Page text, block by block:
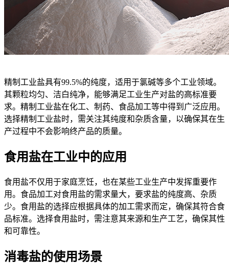
精制工业盐具有99.5%的纯度，适用于氯碱等多个工业领域。
其颗粒均匀、洁白纯净，能够满足工业生产对盐的高标准要
求。精制工业盐在化工、制药、食品加工等中得到广泛应用。
选择精制工业盐时，需关注其纯度和杂质含量，以确保其在生
产过程中不会影响终产品的质量。
食用盐在工业中的应用
食用盐不仅用于家庭烹饪，也在某些工业生产中发挥重要作
用。食品加工对食用盐的需求量大，要求盐的纯度高、杂质
少。食用盐的选择应根据具体的加工需求而定，确保其符合食
品标准。选择食用盐时，需注意其来源和生产工艺，确保其性
和可靠性。
消毒盐的使用场景